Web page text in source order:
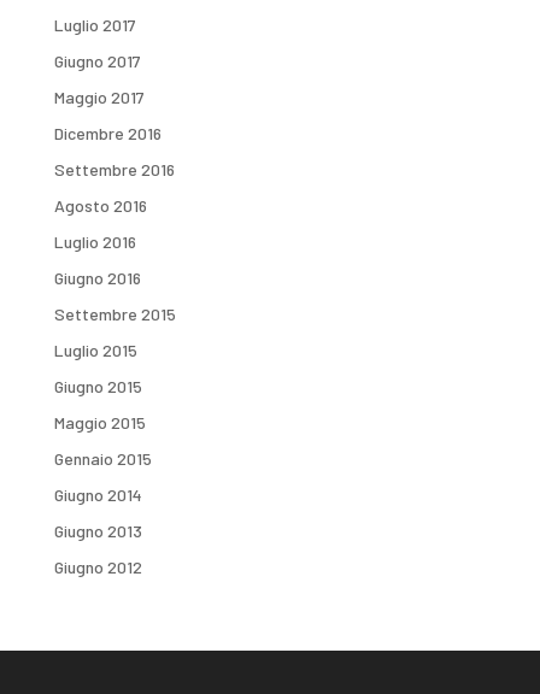
Luglio 2017
Giugno 2017
Maggio 2017
Dicembre 2016
Settembre 2016
Agosto 2016
Luglio 2016
Giugno 2016
Settembre 2015
Luglio 2015
Giugno 2015
Maggio 2015
Gennaio 2015
Giugno 2014
Giugno 2013
Giugno 2012